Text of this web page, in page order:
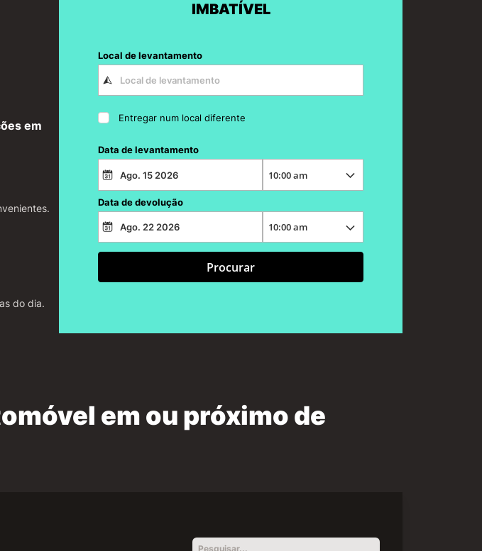
em
do dia.
IMBATÍVEL
Local de levantamento
Entregar num local diferente
Data de levantamento
Data de devolução
Procurar
em ou próximo de